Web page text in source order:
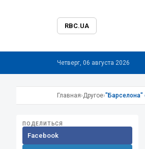
RBC.UA
Четверг, 06 августа 2026
Главная›Другое›"Барселона"
ПОДЕЛИТЬСЯ
Facebook